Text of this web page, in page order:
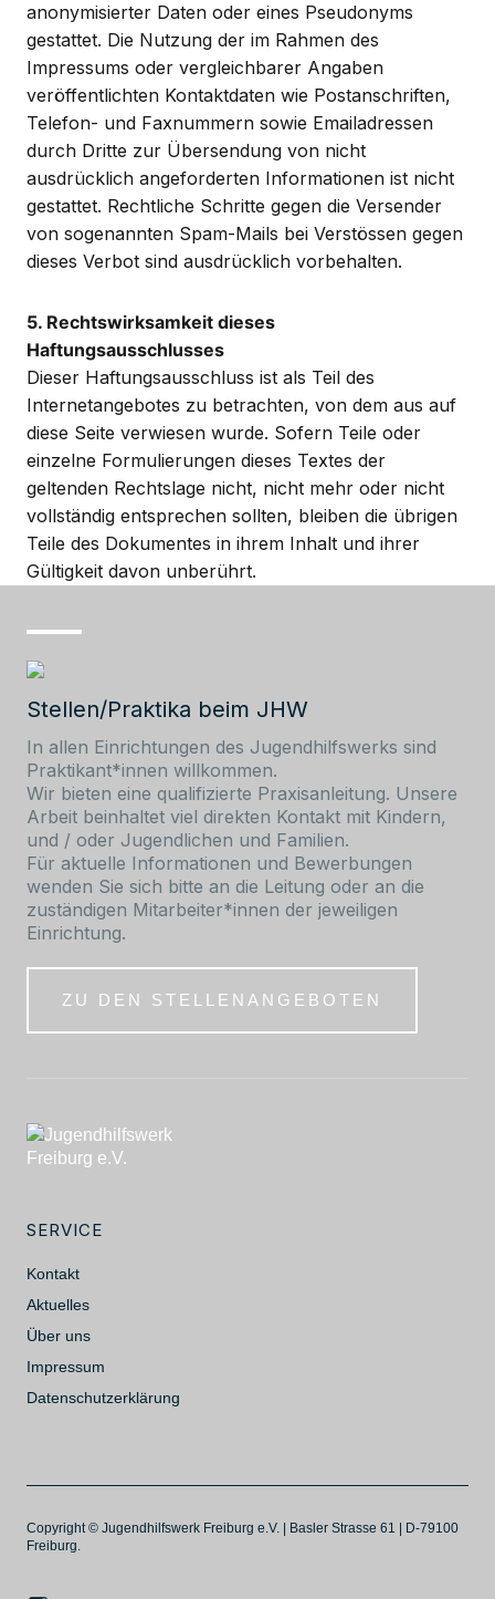
anonymisierter Daten oder eines Pseudonyms
gestattet. Die Nutzung der im Rahmen des
Impressums oder vergleichbarer Angaben
veröffentlichten Kontaktdaten wie Postanschriften,
Telefon- und Faxnummern sowie Emailadressen
durch Dritte zur Übersendung von nicht
ausdrücklich angeforderten Informationen ist nicht
gestattet. Rechtliche Schritte gegen die Versender
von sogenannten Spam-Mails bei Verstössen gegen
dieses Verbot sind ausdrücklich vorbehalten.
5. Rechtswirksamkeit dieses
Haftungsausschlusses
Dieser Haftungsausschluss ist als Teil des
Internetangebotes zu betrachten, von dem aus auf
diese Seite verwiesen wurde. Sofern Teile oder
einzelne Formulierungen dieses Textes der
geltenden Rechtslage nicht, nicht mehr oder nicht
vollständig entsprechen sollten, bleiben die übrigen
Teile des Dokumentes in ihrem Inhalt und ihrer
Gültigkeit davon unberührt.
Stellen/Praktika beim JHW
In allen Einrichtungen des Jugendhilfswerks sind
Praktikant*innen willkommen.
Wir bieten eine qualifizierte Praxisanleitung. Unsere
Arbeit beinhaltet viel direkten Kontakt mit Kindern,
und / oder Jugendlichen und Familien.
Für aktuelle Informationen und Bewerbungen
wenden Sie sich bitte an die Leitung oder an die
zuständigen Mitarbeiter*innen der jeweiligen
Einrichtung.
ZU DEN STELLENANGEBOTEN
SERVICE
Kontakt
Aktuelles
Über uns
Impressum
Datenschutzerklärung
Copyright © Jugendhilfswerk Freiburg e.V. | Basler Strasse 61 | D-79100
Freiburg